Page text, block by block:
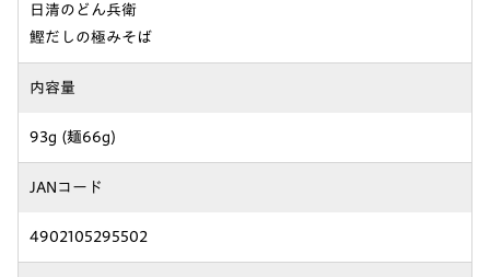
日清のどん兵衛
鰹だしの極みそば
内容量
93g (麺66g)
JANコード
4902105295502